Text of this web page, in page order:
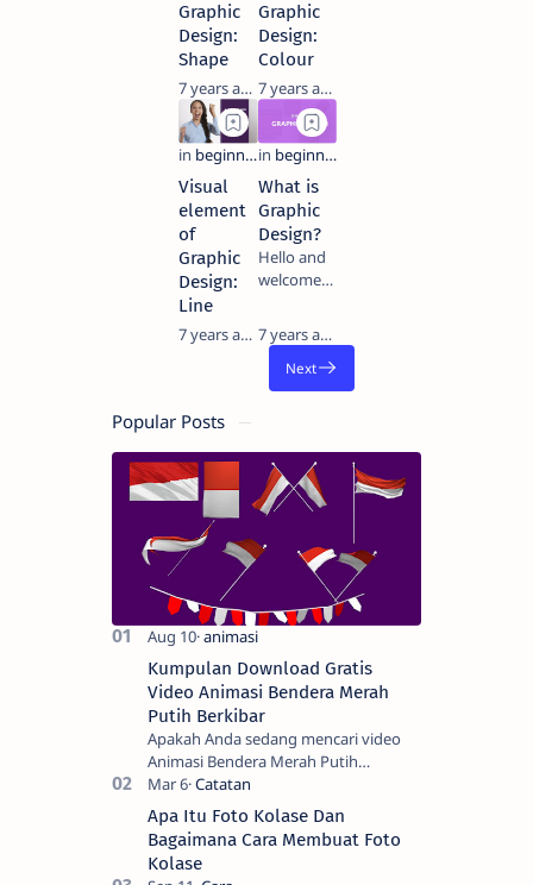
Graphic
Design:
Shape
7 years ago
Graphic
Design:
Colour
7 years ago
Visual
element
of
Graphic
Design:
Line
7 years ago
What is
Graphic
Design?
Hello and
welcome
beginner's
guide
series to
graphic
graphic
design is,
skills to be
designer,
7 years ago
Popular Posts
Kumpulan Download Gratis
Video Animasi Bendera Merah
Putih Berkibar
Apakah Anda sedang mencari video
Animasi Bendera Merah Putih
Berkibar? Nah, berikut ini adalah
kumpulan video animasi bendera
Negara Kesatuan Republi…
Apa Itu Foto Kolase Dan
Bagaimana Cara Membuat Foto
Kolase